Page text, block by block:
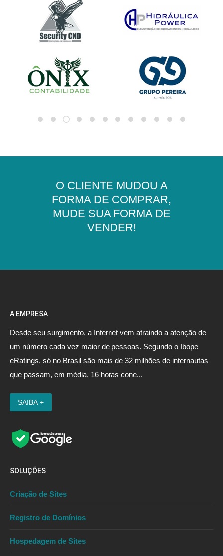
O CLIENTE MUDOU A
FORMA DE COMPRAR,
MUDE SUA FORMA DE
VENDER!
A EMPRESA
Desde seu surgimento, a Internet vem atraindo a atenção de
um número cada vez maior de pessoas. Segundo o Ibope
eRatings, só no Brasil são mais de 32 milhões de internautas
que passam, em média, 16 horas cone...
SOLUÇÕES
Criação de Sites
Registro de Domínios
Hospedagem de Sites